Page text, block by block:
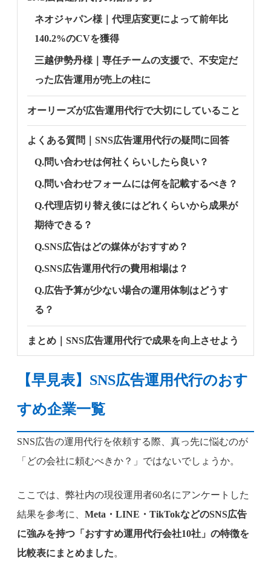
ネオジャパン様｜代理店変更によって前年比
140.2%のCVを獲得
三越伊勢丹様｜専任チームの支援で、不安定だ
った広告運用が売上の柱に
オーリーズが広告運用代行で大切にしていること
よくある質問｜SNS広告運用代行の疑問に回答
Q.問い合わせは何社くらいしたら良い？
Q.問い合わせフォームには何を記載するべき？
Q.代理店切り替え後にはどれくらいから成果が
期待できる？
Q.SNS広告はどの媒体がおすすめ？
Q.SNS広告運用代行の費用相場は？
Q.広告予算が少ない場合の運用体制はどうす
る？
まとめ｜SNS広告運用代行で成果を向上させよう
【早見表】SNS広告運用代行のおす
すめ企業一覧
SNS広告の運用代行を依頼する際、真っ先に悩むのが
「どの会社に頼むべきか？」ではないでしょうか。
ここでは、弊社内の現役運用者60名にアンケートした
結果を参考に、 Meta・LINE・TikTokなどのSNS広告
に強みを持つ「おすすめ運用代行会社10社」の特徴を
比較表にまとめました。